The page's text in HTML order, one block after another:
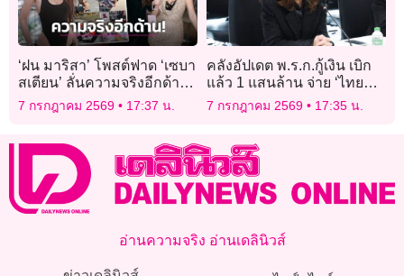
‘ฝน มาริสา’ โพสต์ฟาด ‘เซบา
สเตียน’ ลั่นความจริงอีกด้าน
‘ดิว อริสรา’ แบกค่าใช้จ่ายลูก
80% ไร้พี่เลี้ยง!
7 กรกฎาคม 2569 17:37 น.
คลังอัปเดต พ.ร.ก.กู้เงิน เบิก
แล้ว 1 แสนล้าน จ่าย ‘ไทย
ช่วยไทยพลัส-บัตรคนจน’
7 กรกฎาคม 2569 17:35 น.
อ่านความจริง อ่านเดลินิวส์